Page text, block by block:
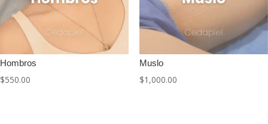
Hombros
$550.00
Muslo
$1,000.00